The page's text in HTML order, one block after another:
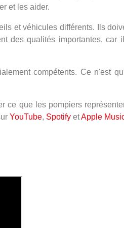
et les aider.
et véhicules différents. Ils
des qualités importantes, car
compétents. Ce n'est
ce que les pompiers
YouTube, Spotify etApple